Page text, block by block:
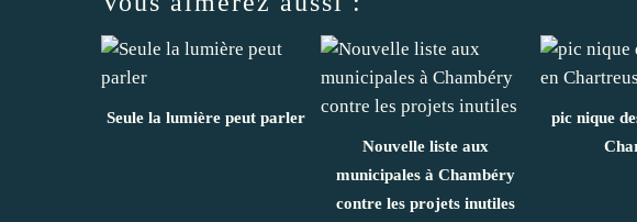
Seule la lumière peut parler
Nouvelle liste aux
municipales à Chambéry
contre les projets inutiles
pic nique